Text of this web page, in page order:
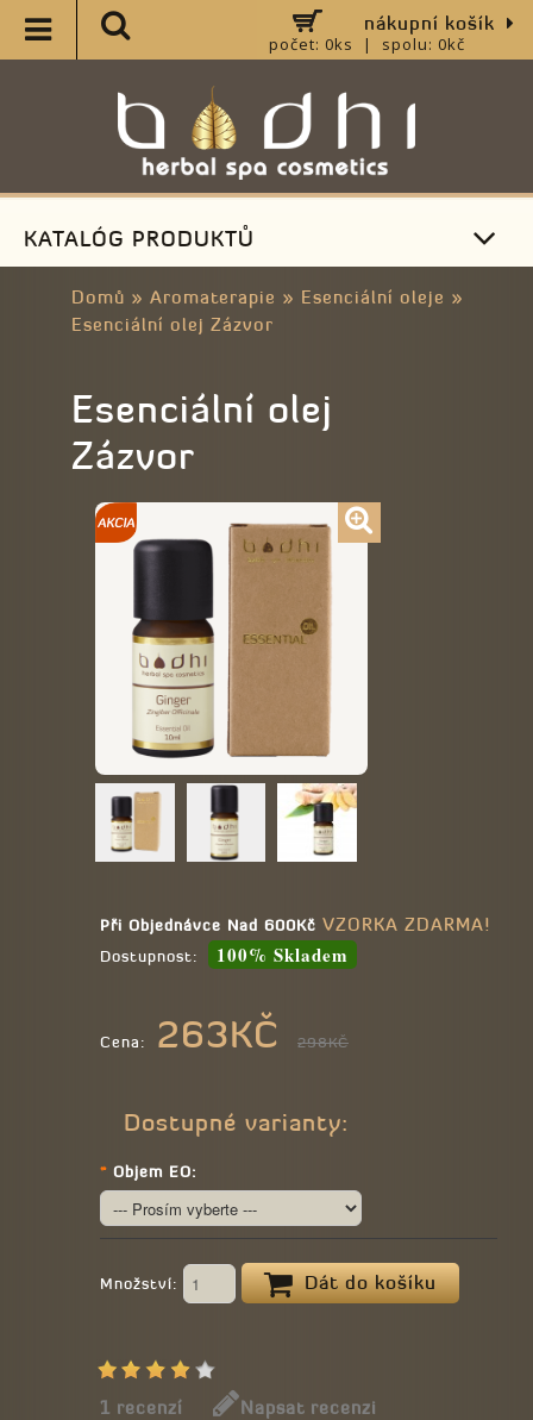
nákupní košík
počet: 0ks | spolu: 0kč
KATALÓG PRODUKTŮ
Domů » Aromaterapie » Esenciální oleje »
Esenciální olej Zázvor
Esenciální olej
Zázvor
Při Objednávce Nad 600Kč VZORKA ZDARMA!
Dostupnost: 100% Skladem
Cena: 263KČ 298KČ
Dostupné varianty:
* Objem EO:
Množství: Dát do košíku
1 recenzí Napsat recenzi